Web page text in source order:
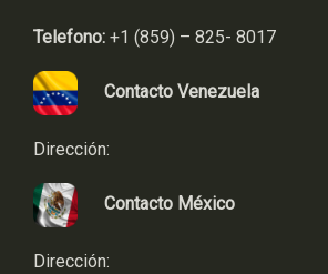
Telefono: +1 (859) – 825- 8017
Contacto Venezuela
Dirección:
Contacto México
Dirección: